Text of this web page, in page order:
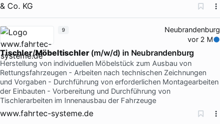
& Co. KG
Neubrandenburg
vor 2 M
Tischler/Möbeltischler(m/w/d) in Neubrandenburg
Herstellung von individuellen Möbelstück zum Ausbau von
Rettungsfahrzeugen - Arbeiten nach technischen Zeichnungen
und Vorgaben - Durchführung von erforderlichen Montagearbeiten
der Einbauten - Vorbereitung und Durchführung von
Tischlerarbeiten im Innenausbau der Fahrzeuge
www.fahrtec-systeme.de
9